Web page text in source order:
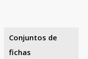
Conjuntos de
fichas